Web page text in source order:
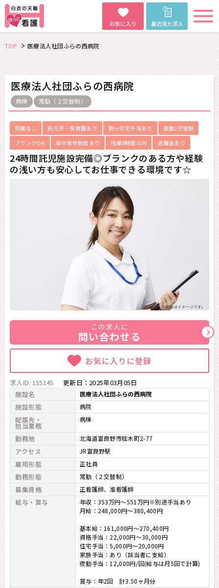
お気に入り 最近見た求人
TOP 医療法人社団ふらの西病院
医療法人社団ふらの西病院
病棟 常勤（２交替制）
残業なし 託児所・保育園あり 寮or住宅手当あり
夜勤2交替制
ブランクOK
産休育休制度あり 残業8時間以内 退職金あり
24時間託児施設完備◎ブランクのある方や経験
の浅い方も安心してお仕事できる環境です☆
※画像はイメージです。
この求人に
問い合わせる
お気に入りに登録
求人ID: 155145 更新日： 2025年03月05日
施設名
医療法人社団ふらの西病院
施設形態 病院
配属先・
担当業務
病棟
勤務地 北海道富良野市桂木町2-77
アクセス JR富良野駅
雇用形態 正社員
勤務形態 常勤（２交替制）
募集資格 正看護師 准看護師
給与・賞与
年収：353万円～551万円※別途手当あり
月給：248,000円～380,400円
基本給：161,000円～270,400円
資格手当：22,000円～30,000円
住宅手当：5,000円～20,000円
家族手当：あり（該当者に支給）
夜勤手当：12,000円/回(給与は月5回で計算)
賞与：年2回 計3.50ヶ月分